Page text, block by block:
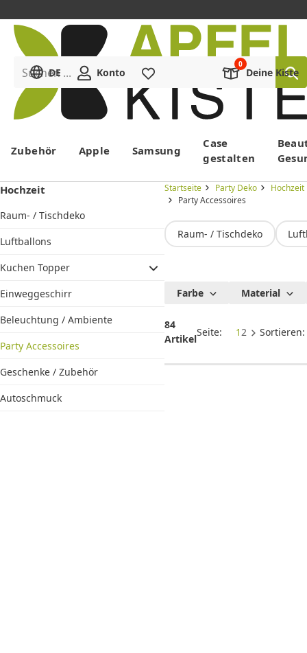
Menü
Suchen ...
DE Konto Deine Kiste
Zubehör Apple Samsung
Case
gestalten
Hochzeit
Raum- / Tischdeko
Luftballons
Kuchen Topper
Einweggeschirr
Beleuchtung / Ambiente
Party Accessoires
Geschenke / Zubehör
Autoschmuck
Startseite Party Deko
Hochzeit
Party Accessoires
Raum- / Tischdeko
Party
für
Farbe Material
84
Artikel
Seite: 12